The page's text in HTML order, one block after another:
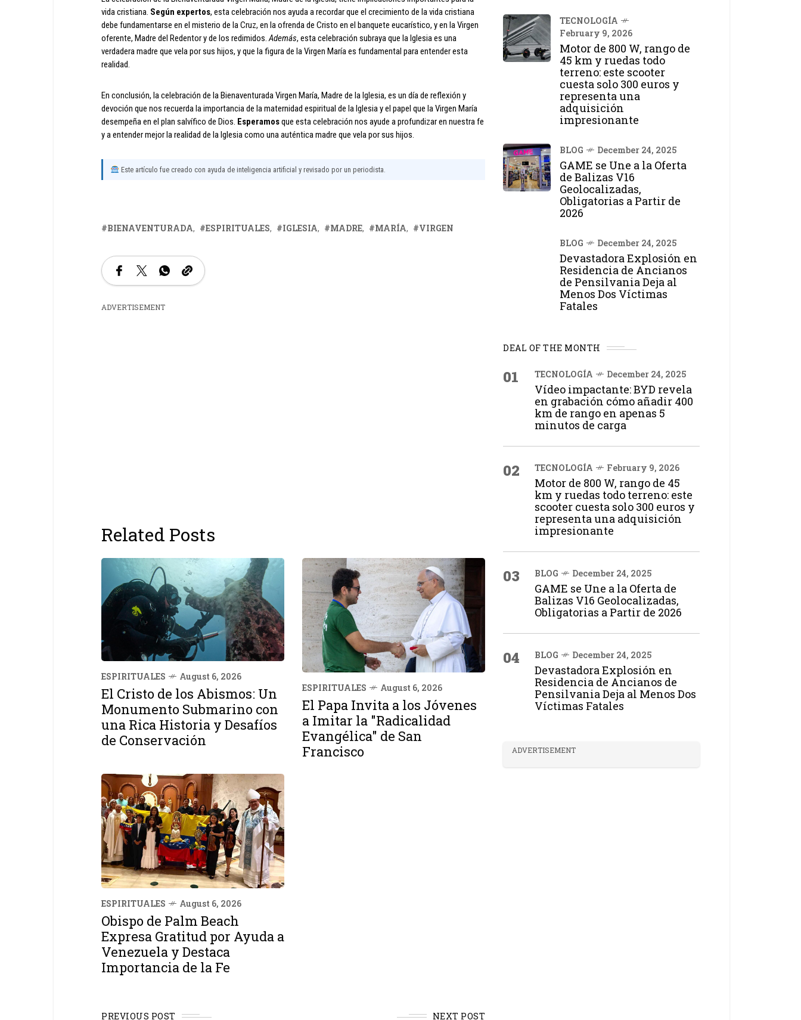
vida cristiana. Según expertos, esta celebración nos ayuda a recordar que el crecimiento de la vida cristiana
debe fundamentarse en el misterio de la Cruz, en la ofrenda de Cristo en el banquete eucarístico, y en la Virgen
oferente, Madre del Redentor y de los redimidos.Además, esta celebración subraya que la Iglesia es una
verdadera madre que vela por sus hijos, y que la figura de la Virgen María es fundamental para entender esta
realidad.
En conclusión, la celebración de la Bienaventurada Virgen María, Madre de la Iglesia, es un día de reflexión y
devoción que nos recuerda la importancia de la maternidad espiritual de la Iglesia y el papel que la Virgen María
desempeña en el plan salvífico de Dios. Esperamosque esta celebración nos ayude a profundizar en nuestra fe
y a entender mejor la realidad de la Iglesia como una auténtica madre que vela por sus hijos.
Este artículo fue creado con ayuda de inteligencia artificial y revisado por un periodista.
BIENAVENTURADA ESPIRITUALES IGLESIA MADRE MARÍA VIRGEN
ADVERTISEMENT
Related Posts
ESPIRITUALES August 6, 2026
El Cristo de los Abismos: Un
Monumento Submarino con
una Rica Historia y Desafíos
de Conservación
ESPIRITUALES August 6, 2026
El Papa Invita a los Jóvenes
a Imitar la "Radicalidad
Evangélica" de San
Francisco
ESPIRITUALES August 6, 2026
Obispo de Palm Beach
Expresa Gratitud por Ayuda a
Venezuela y Destaca
Importancia de la Fe
PREVIOUS POST NEXT POST
TECNOLOGÍA
February 9, 2026
Motor de 800 W, rango de
45 km y ruedas todo
terreno: este scooter
cuesta solo 300 euros y
representa una
adquisición
impresionante
BLOG December 24, 2025
GAME se Une a la Oferta
de Balizas V16
Geolocalizadas,
Obligatorias a Partir de
2026
BLOG December 24, 2025
Devastadora Explosión en
Residencia de Ancianos
de Pensilvania Deja al
Menos Dos Víctimas
Fatales
DEAL OF THE MONTH
01 TECNOLOGÍA December 24, 2025
Vídeo impactante: BYD revela
en grabación cómo añadir 400
km de rango en apenas 5
minutos de carga
02 TECNOLOGÍA February 9, 2026
Motor de 800 W, rango de 45
km y ruedas todo terreno: este
scooter cuesta solo 300 euros y
representa una adquisición
impresionante
03 BLOG December 24, 2025
GAME se Une a la Oferta de
Balizas V16 Geolocalizadas,
Obligatorias a Partir de 2026
04 BLOG December 24, 2025
Devastadora Explosión en
Residencia de Ancianos de
Pensilvania Deja al Menos Dos
Víctimas Fatales
ADVERTISEMENT